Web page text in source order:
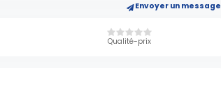
Envoyer un message
Qualité-prix